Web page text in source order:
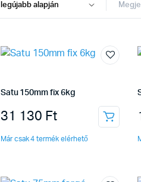
Satu 150mm fix 6kg
31 130 Ft
Már csak 4 termék elérhető